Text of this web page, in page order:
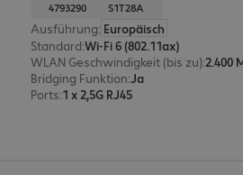
4793290
S1T28A
Ausführung: Europäisch
Standard:Wi-Fi 6 (802.11ax)
WLAN Geschwindigkeit (bis zu):2.400
Bridging Funktion:Ja
Ports:1 x 2,5G RJ45